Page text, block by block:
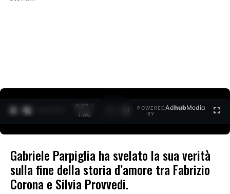
0:27 /
1:40
POWERED
BY
AdhubMedia
Gabriele Parpiglia ha svelato la sua verità
sulla fine della storia d’amore tra Fabrizio
Corona e Silvia Provvedi.